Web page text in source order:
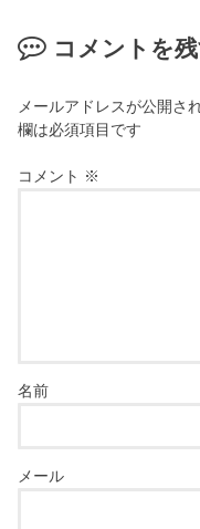
コメントを
メールアドレスが公開さ
欄は必須項目です
コメント ※
名前
メール